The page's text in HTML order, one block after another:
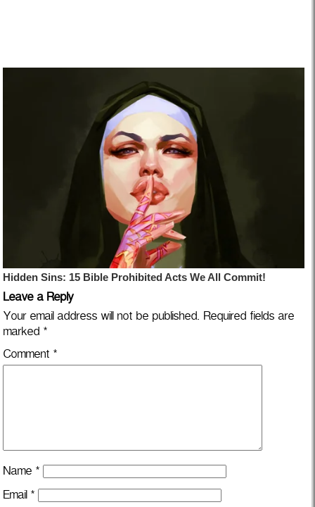
Leave a Reply
Your email address will not be published. Required fields are
marked *
Comment *
Name *
Email *